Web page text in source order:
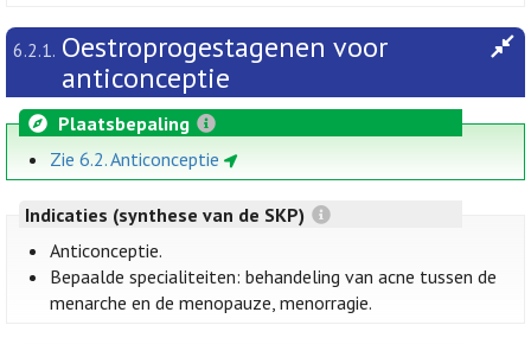
6.2.1. Oestroprogestagenen voor
anticonceptie
Plaatsbepaling
Zie 6.2. Anticonceptie
Indicaties (synthese van de SKP)
Anticonceptie.
Bepaalde specialiteiten: behandeling van acne tussen de
menarche en de menopauze, menorragie.